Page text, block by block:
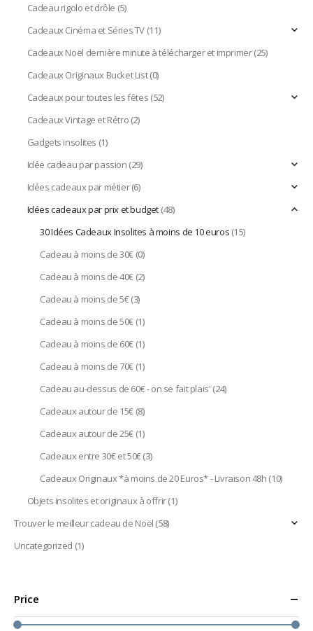
Cadeau rigolo et drôle (5)
Cadeaux Cinéma et Séries TV(11)
Cadeaux Noël dernière minute à télécharger et imprimer(25)
Cadeaux Originaux Bucket List(0)
Cadeaux pour toutes les fêtes(52)
Cadeaux Vintage et Rétro(2)
Gadgets insolites (1)
Idée cadeau par passion(29)
Idées cadeaux par métier(6)
Idées cadeaux par prix et budget(48)
30 Idées Cadeaux Insolites à moins de 10 euros(15)
Cadeau à moins de 30€(0)
Cadeau à moins de 40€(2)
Cadeau à moins de 5€(3)
Cadeau à moins de 50€(1)
Cadeau à moins de 60€(1)
Cadeau à moins de 70€(1)
Cadeau au-dessus de 60€ - on se fait plais'(24)
Cadeaux autour de 15€(8)
Cadeaux autour de 25€(1)
Cadeaux entre 30€ et 50€(3)
Cadeaux Originaux *à moins de 20 Euros* - Livraison 48h(10)
Objets insolites et originaux à offrir(1)
Trouver le meilleur cadeau de Noël(58)
Uncategorized (1)
Price